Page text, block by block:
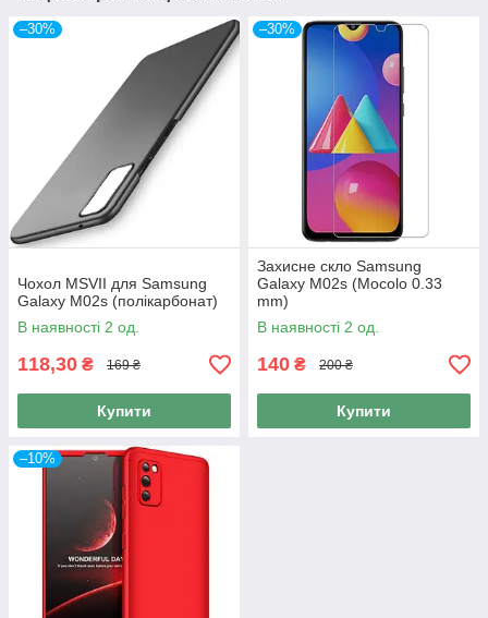
–30%
Чохол MSVII для Samsung
Galaxy M02s (полікарбонат)
В наявності 2 од.
118,30 ₴ 169 ₴
Купити
–30%
Захисне скло Samsung
Galaxy M02s (Mocolo 0.33
mm)
В наявності 2 од.
140 ₴ 200 ₴
Купити
–10%